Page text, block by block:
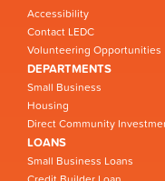
Accessibility
Contact LEDC
Volunteering Opportunities
DEPARTMENTS
Small Business
Housing
Direct Community
LOANS
Small Business Loans